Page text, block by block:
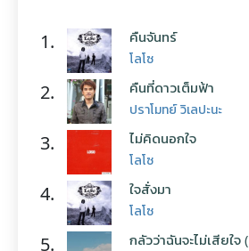
1. คืนจันทร์
โลโซ
2. คืนที่ดาวเต็มฟ้า
ปราโมทย์ วิเลปะนะ
3. ไม่คิดนอกใจ
โลโซ
4. ใจสั่งมา
โลโซ
5. กลัวว่าฉันจะไม่เสียใจ